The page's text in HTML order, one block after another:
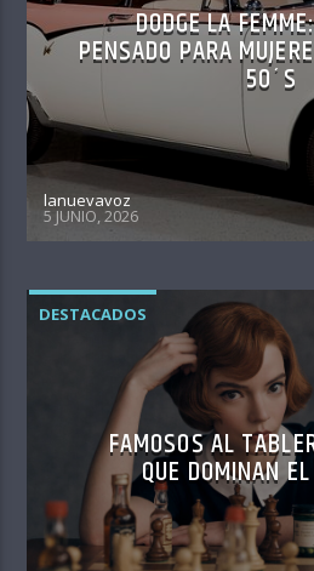
DODGE LA
PENSADO PARA
50´S
lanuevavoz
5 JUNIO, 2026
DESTACADOS
FAMOSOS AL
QUE DOMINAN